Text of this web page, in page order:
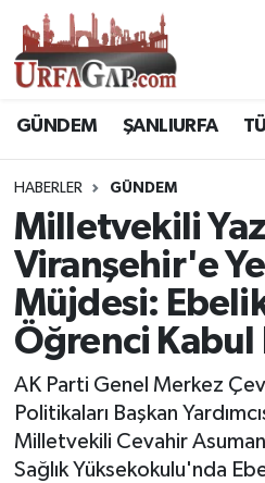
GÜNDEM ŞANLIURFA
HABERLER GÜNDEM
Milletvekili
Viranşehir'e
Müjdesi:
Öğrenci Kabul
AK Parti Genel Merkez
Politikaları Başkan
Milletvekili Cevahir
Sağlık Yüksekokulu'nda
Nöbetçi Eczaneler
Hava Durumu
Namaz Vakitleri
Trafik Durumu
Süper Lig Puan Durumu
Tüm Manşetler
Son Dakika Haberleri
Haber Arşivi